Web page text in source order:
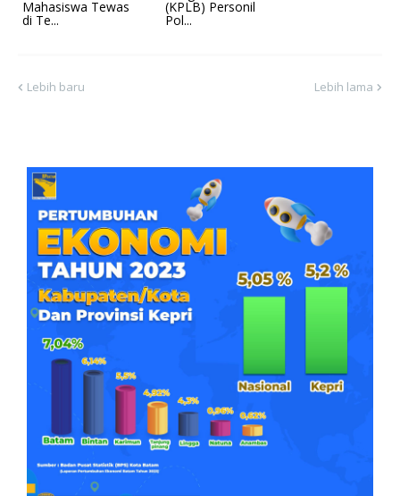
Mahasiswa Tewas
di Te...
(KPLB) Personil
Pol...
Lebih baru Lebih lama